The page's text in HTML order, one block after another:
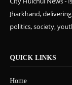
Jharkhand,
politics, society,
QUICK LINKS
Home